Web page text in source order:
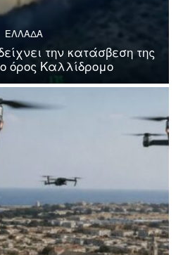
ΕΛΛΑΔΑ
την κατάσβεση της
όρος Καλλίδρομο